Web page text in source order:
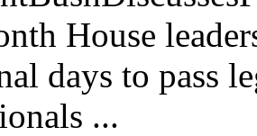
House
days to pass
...